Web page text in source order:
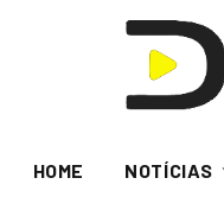
HOME NOTÍCIAS